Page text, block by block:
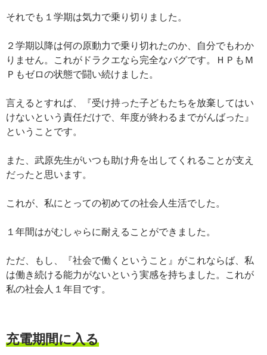
それでも１学期は気力で乗り切りました。
２学期以降は何の原動力で乗り切れたのか、自分でもわか
りません。これがドラクエなら完全なバグです。ＨＰもＭ
Ｐもゼロの状態で闘い続けました。
言えるとすれば、『受け持った子どもたちを放棄してはい
けないという責任だけで、年度が終わるまでがんばった』
ということです。
また、武原先生がいつも助け舟を出してくれることが支え
だったと思います。
これが、私にとっての初めての社会人生活でした。
１年間はがむしゃらに耐えることができました。
ただ、もし、『社会で働くということ』がこれならば、私
は働き続ける能力がないという実感を持ちました。これが
私の社会人１年目です。
充電期間に入る